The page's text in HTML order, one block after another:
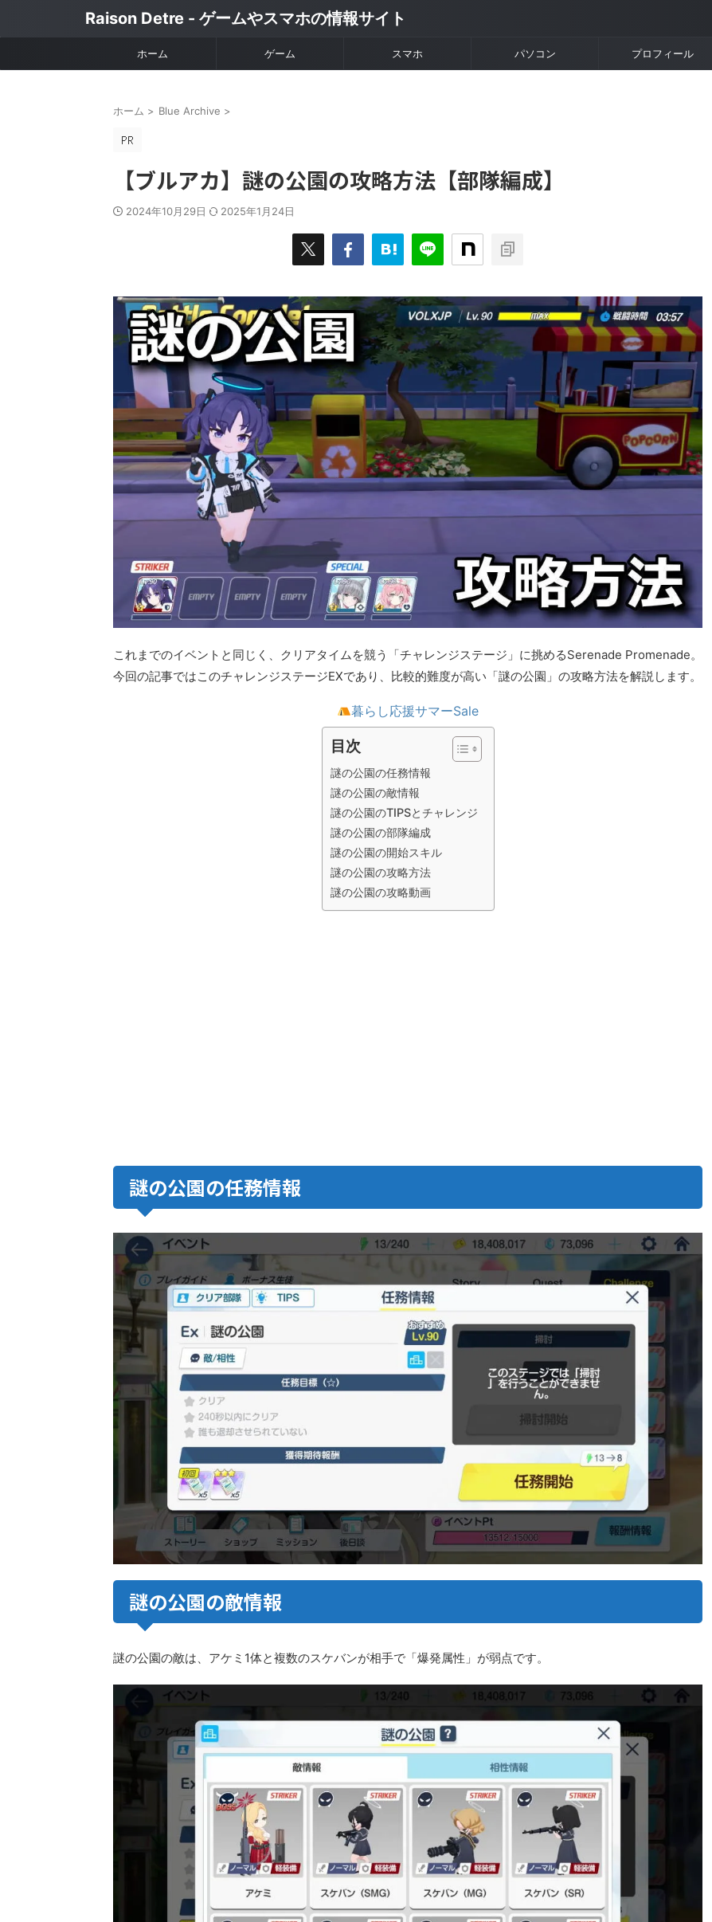
Raison Detre - ゲームやスマホの情報サイト
ホーム ゲーム スマホ パソコン プロフィール
ホーム > Blue Archive >
【ブルアカ】謎の公園の攻略方法【部隊編成】
2024年10月29日 2025年1月24日
これまでのイベントと同じく、クリアタイムを競う「チャレンジステージ」に挑めるSerenade Promenade。
今回の記事ではこのチャレンジステージEXであり、比較的難度が高い「謎の公園」の攻略方法を解説します。
暮らし応援サマーSale
目次
謎の公園の任務情報
謎の公園の敵情報
謎の公園のTIPSとチャレンジ
謎の公園の部隊編成
謎の公園の開始スキル
謎の公園の攻略方法
謎の公園の攻略動画
謎の公園の任務情報
謎の公園の敵情報
謎の公園の敵は、アケミ1体と複数のスケバンが相手で「爆発属性」が弱点です。